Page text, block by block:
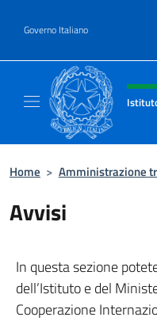
Governo Italiano
Intestazione
Home > Amministrazione
Avvisi
In questa sezione
dell’Istituto e del
Cooperazione